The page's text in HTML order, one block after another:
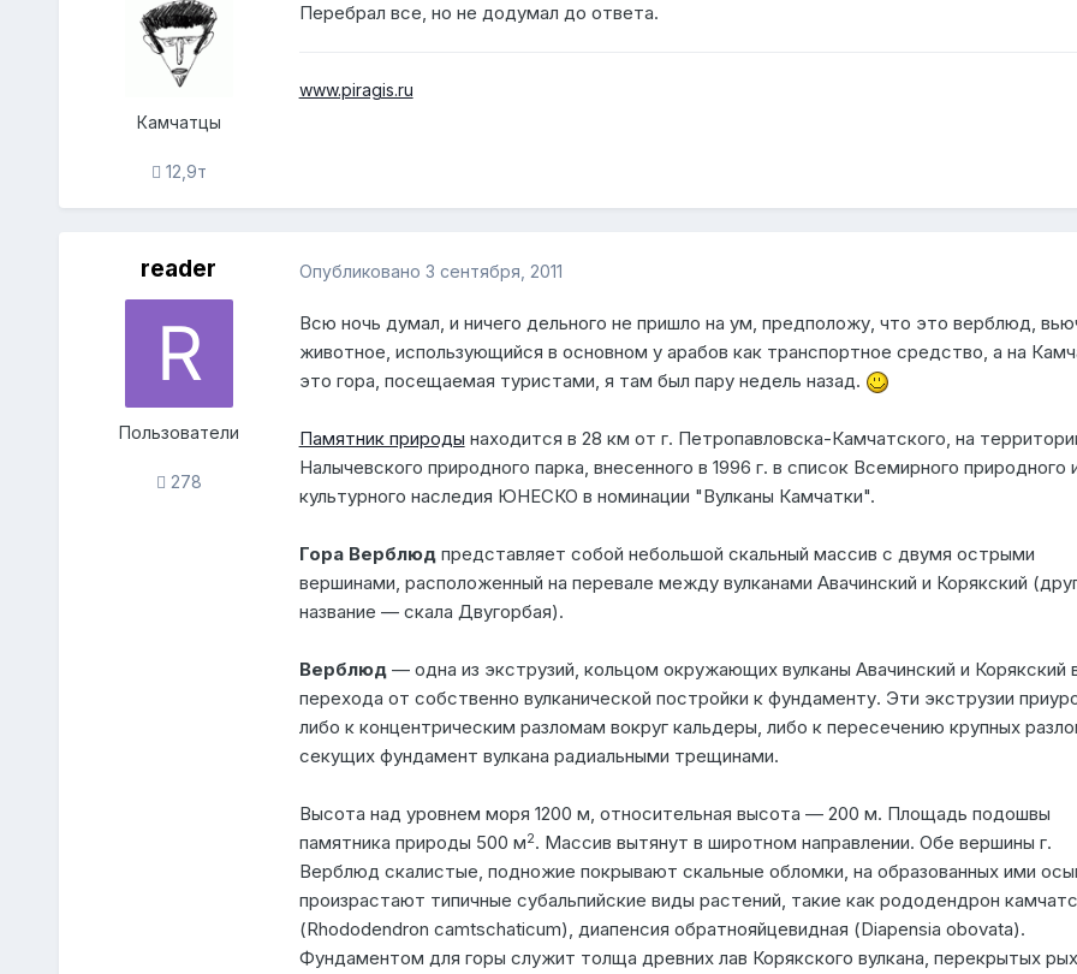
Камчатцы
12,9т
Перебрал все, но не додумал до ответа.
www.piragis.ru
reader
Пользователи
278
Опубликовано 3 сентября, 2011
Всю ночь думал, и ничего дельного не пришло на ум, предположу, что это верблюд,
животное, использующийся в основном у арабов как транспортное средство, а на
это гора, посещаемая туристами, я там был пару недель назад.
Памятник природы находится в 28 км от г. Петропавловска-Камчатского, на
Налычевского природного парка, внесенного в 1996 г. в список Всемирного природного
культурного наследия ЮНЕСКО в номинации "Вулканы Камчатки".
Гора Верблюдпредставляет собой небольшой скальный массив с двумя острыми
вершинами, расположенный на перевале между вулканами Авачинский и Корякский
название — cкала Двугорбая).
Верблюд— одна из экструзий, кольцом окружающих вулканы Авачинский и Корякский
перехода от собственно вулканической постройки к фундаменту. Эти экструзии
либо к концентрическим разломам вокруг кальдеры, либо к пересечению крупных
секущих фундамент вулкана радиальными трещинами.
Высота над уровнем моря 1200 м, относительная высота — 200 м. Площадь подошвы
памятника природы 500 м2. Массив вытянут в широтном направлении. Обе вершины г.
Верблюд скалистые, подножие покрывают скальные обломки, на образованных ими
произрастают типичные субальпийские виды растений, такие как рододендрон
(Rhododendron camtschaticum), диапенсия обратнояйцевидная (Diapensia obovata).
Фундаментом для горы служит толща древних лав Корякского вулкана, перекрытых